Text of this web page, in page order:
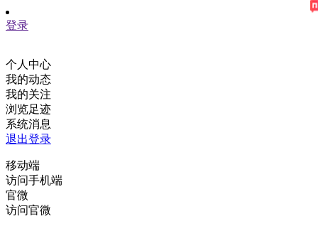
登录
个人中心
我的动态
我的关注
浏览足迹
系统消息
退出登录
移动端
访问手机端
官微
访问官微